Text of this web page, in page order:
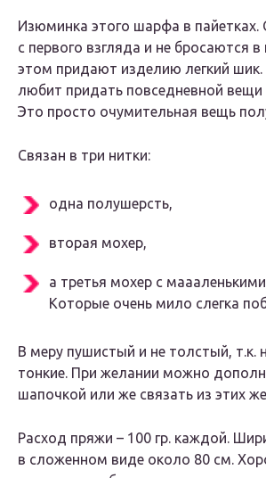
Изюминка этого шарфа в пайетках.
с первого взгляда и не бросаются в
этом придают изделию легкий шик.
любит придать повседневной вещи
Это просто очумительная вещь
Связан в три нитки:
одна полушерсть,
вторая мохер,
а третья мохер с
Которые очень мило слегка
В меру пушистый и не толстый, т.к.
тонкие. При желании можно
шапочкой или же связать из этих
Расход пряжи – 100 гр. каждой.
в сложенном виде около 80 см.